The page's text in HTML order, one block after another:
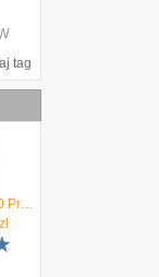
tag
Motorola Edge 70 Pro 8/256GB Granatowy